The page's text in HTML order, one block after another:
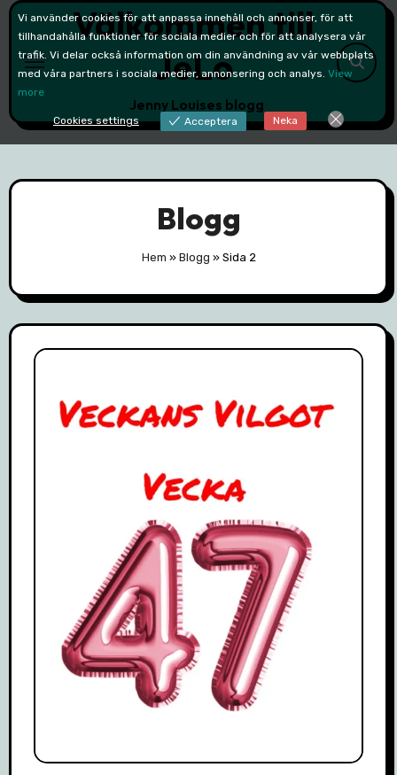
Skip
content
Välkommen till
JeLo
Jenny Louises blogg
Blogg
Hem » Blogg » Sida 2
Vi använder cookies för att anpassa innehåll och annonser, för att
tillhandahålla funktioner för sociala medier och för att analysera vår
trafik. Vi delar också information om din användning av vår webbplats
med våra partners i sociala medier, annonsering och analys. View
more
Cookies settings Acceptera Neka